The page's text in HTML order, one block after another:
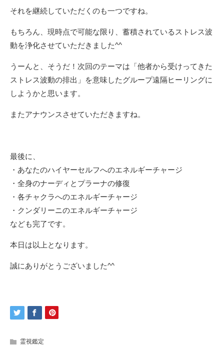
それを継続していただくのも一つですね。
もちろん、現時点で可能な限り、蓄積されているストレス波
動を浄化させていただきました^^
うーんと、そうだ！次回のテーマは「他者から受けってきた
ストレス波動の排出」を意味したグループ遠隔ヒーリングに
しようかと思います。
またアナウンスさせていただきますね。
最後に、
・あなたのハイヤーセルフへのエネルギーチャージ
・全身のナーディとプラーナの修復
・各チャクラへのエネルギーチャージ
・クンダリーニのエネルギーチャージ
なども完了です。
本日は以上となります。
誠にありがとうございました^^
霊視鑑定